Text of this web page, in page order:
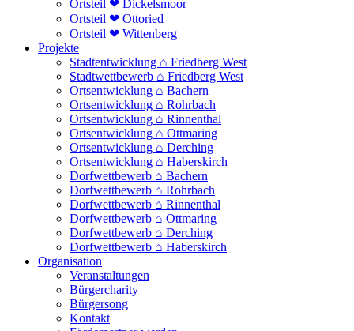
Ortsteil ❤ Dickelsmoor
Ortsteil ❤ Ottoried
Ortsteil ❤ Wittenberg
Projekte
Stadtentwicklung ⌂ Friedberg West
Stadtwettbewerb ⌂ Friedberg West
Ortsentwicklung ⌂ Bachern
Ortsentwicklung ⌂ Rohrbach
Ortsentwicklung ⌂ Rinnenthal
Ortsentwicklung ⌂ Ottmaring
Ortsentwicklung ⌂ Derching
Ortsentwicklung ⌂ Haberskirch
Dorfwettbewerb ⌂ Bachern
Dorfwettbewerb ⌂ Rohrbach
Dorfwettbewerb ⌂ Rinnenthal
Dorfwettbewerb ⌂ Ottmaring
Dorfwettbewerb ⌂ Derching
Dorfwettbewerb ⌂ Haberskirch
Organisation
Veranstaltungen
Bürgercharity
Bürgersong
Kontakt